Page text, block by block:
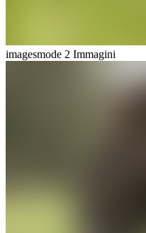
imagesmode 2 Immagini